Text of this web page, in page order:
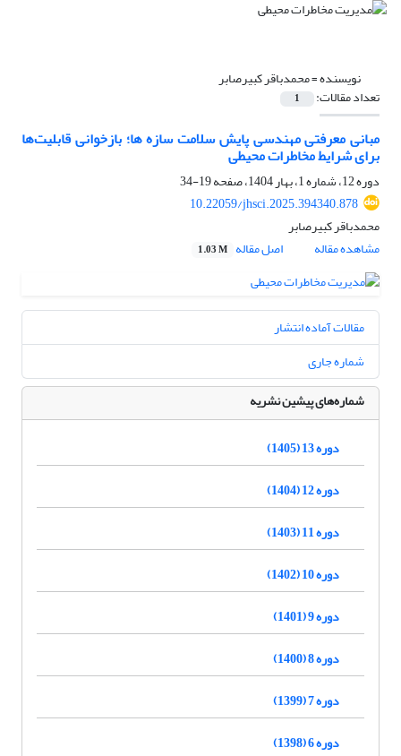
نویسنده =محمدباقر کبیرصابر
تعداد مقالات: 1
مبانی معرفتی مهندسی پایش سلامت سازه ها؛ بازخوانی قابلیت‌ها
برای شرایط مخاطرات محیطی
دوره 12، شماره 1، بهار 1404، صفحه
19-34
10.22059/jhsci.2025.394340.878
محمدباقر کبیرصابر
مشاهده مقاله
اصل مقاله 1.03 M
مقالات آماده انتشار
شماره جاری
شماره‌های پیشین نشریه
دوره 13 (1405)
دوره 12 (1404)
دوره 11 (1403)
دوره 10 (1402)
دوره 9 (1401)
دوره 8 (1400)
دوره 7 (1399)
دوره 6 (1398)